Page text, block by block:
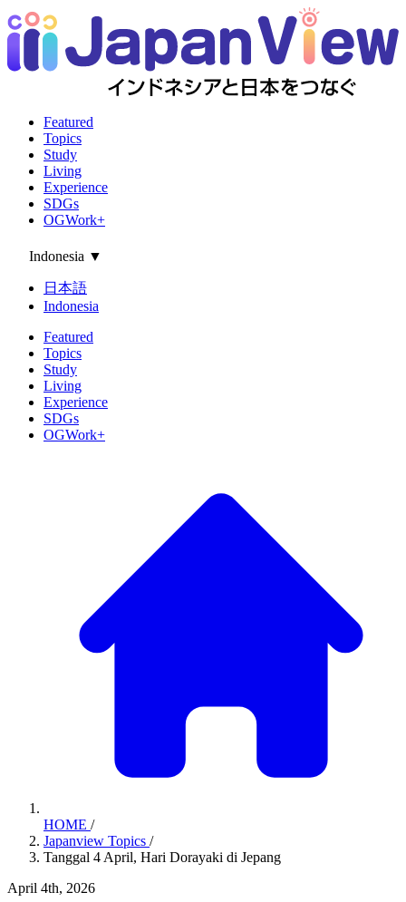
Featured
Topics
Study
Living
Experience
SDGs
OGWork+
Indonesia ▼
日本語
Indonesia
Featured
Topics
Study
Living
Experience
SDGs
OGWork+
HOME /
Japanview Topics /
Tanggal 4 April, Hari Dorayaki di Jepang
April 4th, 2026